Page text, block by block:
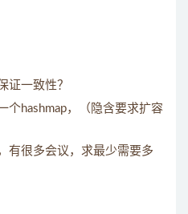
证一致性？
个hashmap，（隐含要求扩容
有很多会议，求最少需要多